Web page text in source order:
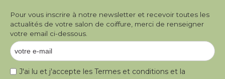
Pour vous inscrire à notre newsletter et recevoir toutes les
actualités de votre salon de coiffure, merci de renseigner
votre email ci-dessous.
J'ai lu et j'accepte les Termes et conditions et la